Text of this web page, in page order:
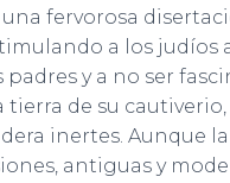
fervorosa
a los judíos
padres y a no ser
tierra de su
inertes. Aunque
antiguas y